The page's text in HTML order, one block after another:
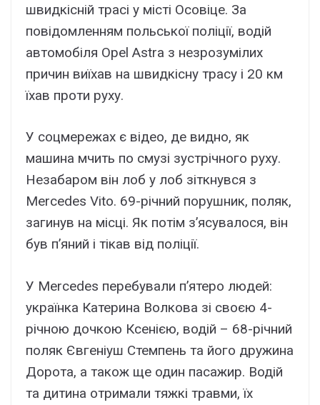
швидкісній трасі у місті Осовіце. За
повідомленням польської поліції, водій
автомобіля Opel Astra з незрозумілих
причин виїхав на швидкісну трасу і 20 км
їхав проти руху.
У соцмережах є відео, де видно, як
машина мчить по смузі зустрічного руху.
Незабаром він лоб у лоб зіткнувся з
Mercedes Vito. 69-річний порушник, поляк,
загинув на місці. Як потім з’ясувалося, він
був п’яний і тікав від поліції.
У Mercedes перебували п’ятеро людей:
українка Катерина Волкова зі своєю 4-
річною дочкою Ксенією, водій – 68-річний
поляк Євгеніуш Стемпень та його дружина
Дорота, а також ще один пасажир. Водій
та дитина отримали тяжкі травми, їх